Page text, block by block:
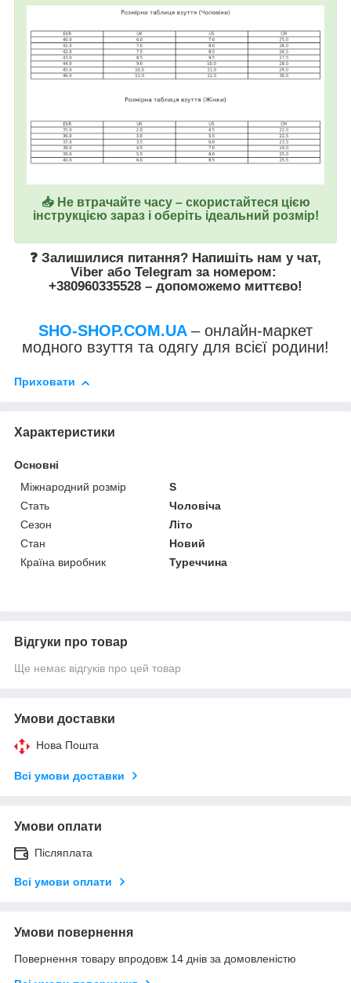
📥 Не втрачайте часу – скористайтеся цією
інструкцією зараз і оберіть ідеальний розмір!
❓ Залишилися питання? Напишіть нам у чат,
Viber або Telegram за номером:
+380960335528 – допоможемо миттєво!
SHO-SHOP.COM.UA – онлайн-маркет
модного взуття та одягу для всієї родини!
Приховати
Характеристики
Основні
Міжнародний розмір
S
Стать
Чоловіча
Сезон
Літо
Стан
Новий
Країна виробник
Туреччина
Відгуки про товар
Ще немає відгуків про цей товар
Умови доставки
Нова Пошта
Всі умови доставки
Умови оплати
Післяплата
Всі умови оплати
Умови повернення
Повернення товару впродовж 14 днів за домовленістю